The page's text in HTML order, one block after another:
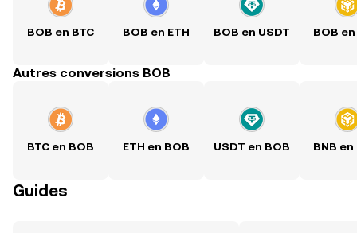
BOB en BTC BOB en ETH BOB en USDT BOB
Autres conversions BOB
BTC en BOB ETH en BOB USDT en BOB BNB en
Guides